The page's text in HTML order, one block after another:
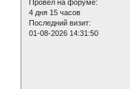
Провел на форуме:
4 дня 15 часов
Последний визит:
01-08-2026 14:31:50